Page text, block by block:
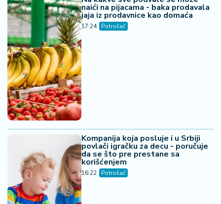
naići na pijacama - baka prodavala
jaja iz prodavnice kao domaća
17:24 Potrošač
Kompanija koja posluje i u Srbiji
povlači igračku za decu - poručuje
da se što pre prestane sa
korišćenjem
16:22 Potrošač